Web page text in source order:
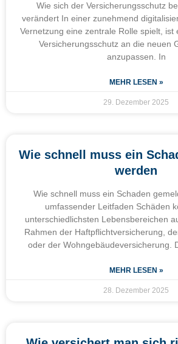
Wie sich der Versicherungsschutz
verändert In einer zunehmend
Vernetzung eine zentrale Rolle spielt, ist
Versicherungsschutz an die neuen
anzupassen. In
MEHR LESEN »
29. Dezember 2025
Wie schnell muss ein
werden
Wie schnell muss ein Schaden
umfassender Leitfaden Schäden
unterschiedlichsten Lebensbereichen
Rahmen der Haftpflichtversicherung,
oder der Wohngebäudeversicherung.
MEHR LESEN »
28. Dezember 2025